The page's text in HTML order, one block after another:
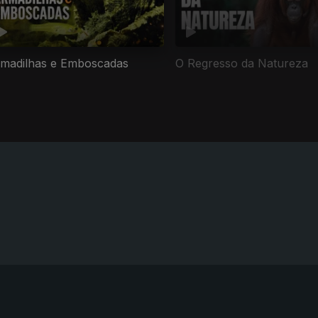
e Emboscadas O Regresso da Natureza